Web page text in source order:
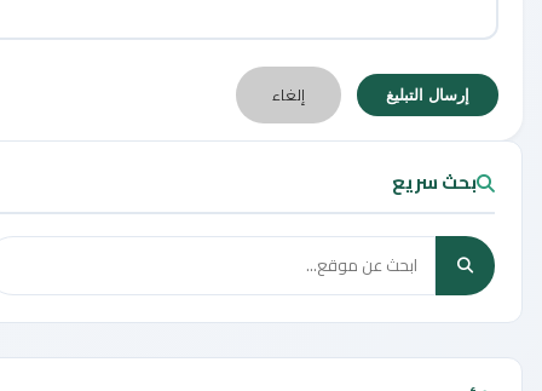
إرسال التبليغ إلغاء
بحث سريع